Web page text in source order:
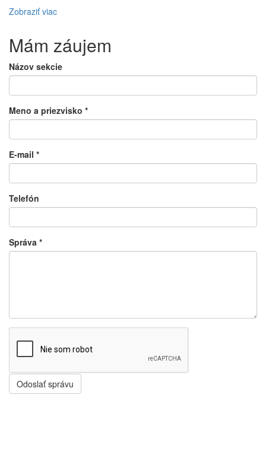
Zobraziť viac
Mám záujem
Názov sekcie
Meno a priezvisko *
E-mail *
Telefón
Správa *
Odoslať správu